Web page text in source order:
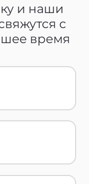
и наши
с
время